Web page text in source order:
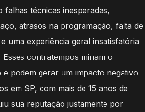
falhas técnicas inesperadas,
atrasos na programação, falta de
uma experiência geral insatisfatória
contratempos minam o
podem gerar um impacto negativo
em SP, com mais de 15 anos de
sua reputação justamente por